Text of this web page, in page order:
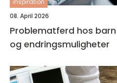
inspiration
08. April 2026
Problematferd hos barn og
og endringsmuligheter